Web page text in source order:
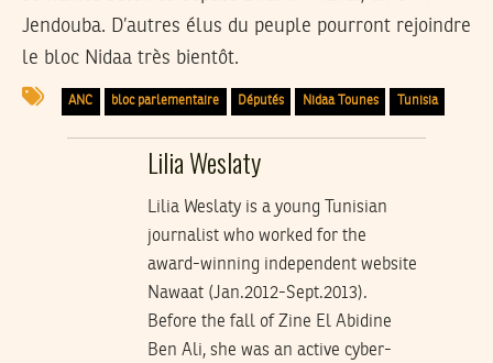
Jendouba. D’autres élus du peuple pourront rejoindre
le bloc Nidaa très bientôt.
ANC bloc parlementaire Députés Nidaa Tounes Tunisia
Lilia Weslaty
Lilia Weslaty is a young Tunisian
journalist who worked for the
award-winning independent website
Nawaat (Jan.2012-Sept.2013).
Before the fall of Zine El Abidine
Ben Ali, she was an active cyber-